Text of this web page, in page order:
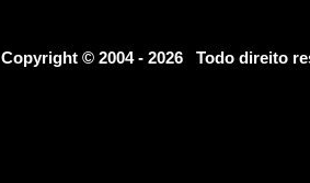
Copyright © 2004 - 2026 Todo direito